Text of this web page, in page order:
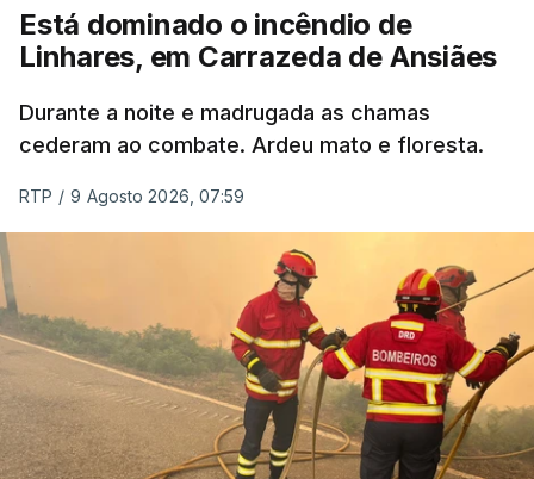
Está dominado o incêndio de
Linhares, em Carrazeda de Ansiães
Durante a noite e madrugada as chamas
cederam ao combate. Ardeu mato e floresta.
RTP / 9 Agosto 2026, 07:59